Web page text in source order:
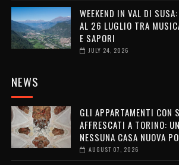
WEEKEND IN VAL DI
AL 26 LUGLIO TRA
E SAPORI
JULY 24, 2026
NEWS
GLI APPARTAMENTI CON
AFFRESCATI A TORINO:
NESSUNA CASA NUOVA
AUGUST 07, 2026